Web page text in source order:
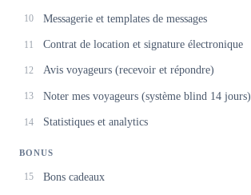
10 Messagerie et templates de messages
11 Contrat de location et signature électronique
12 Avis voyageurs (recevoir et répondre)
13 Noter mes voyageurs (système blind 14 jours)
14 Statistiques et analytics
BONUS
15 Bons cadeaux